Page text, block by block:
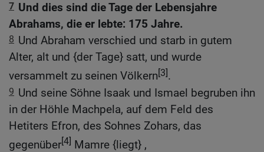
7 Und dies sind die Tage der Lebensjahre
Abrahams, die er lebte: 175 Jahre.
8 Und Abraham verschied und starb in gutem
Alter, alt und {der Tage} satt, und wurde
versammelt zu seinen Völkern[3].
9 Und seine Söhne Isaak und Ismael begruben ihn
in der Höhle Machpela, auf dem Feld des
Hetiters Efron, des Sohnes Zohars, das
gegenüber[4] Mamre {liegt} ,